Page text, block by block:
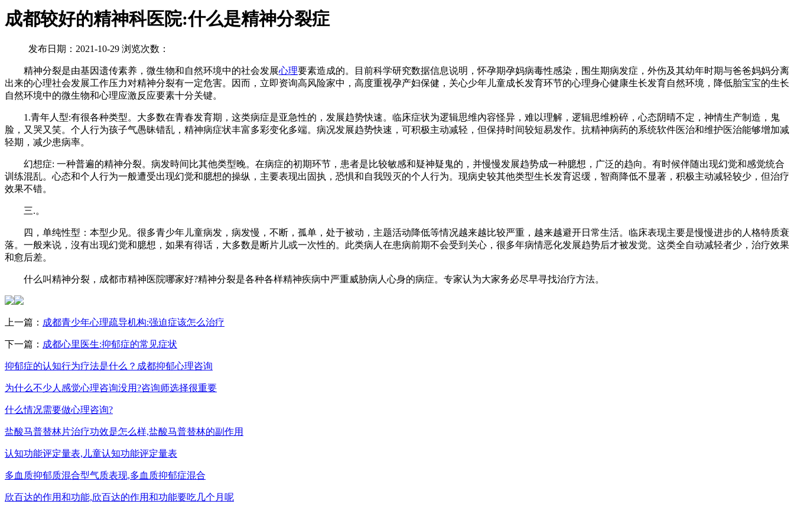
成都较好的精神科医院:什么是精神分裂症
发布日期：2021-10-29 浏览次数：
精神分裂是由基因遗传素养，微生物和自然环境中的社会发展心理要素造成的。目前科学研究数据信息说明，怀孕期孕妈病毒性感染，围生期病发症，外伤及其幼年时期与爸爸妈妈分离
出来的心理社会发展工作压力对精神分裂有一定危害。因而，立即资询高风险家中，高度重视孕产妇保健，关心少年儿童成长发育环节的心理身心健康生长发育自然环境，降低胎宝宝的生长
自然环境中的微生物和心理应激反应要素十分关键。
1.青年人型:有很各种类型。大多数在青春发育期，这类病症是亚急性的，发展趋势快速。临床症状为逻辑思维內容怪异，难以理解，逻辑思维粉碎，心态阴晴不定，神情生产制造，鬼
脸，又哭又笑。个人行为孩子气愚昧错乱，精神病症状丰富多彩变化多端。病况发展趋势快速，可积极主动减轻，但保持时间较短易发作。抗精神病药的系统软件医治和维护医治能够增加减
轻期，减少患病率。
幻想症: 一种普遍的精神分裂。病发時间比其他类型晚。在病症的初期环节，患者是比较敏感和疑神疑鬼的，并慢慢发展趋势成一种臆想，广泛的趋向。有时候伴随出现幻觉和感觉统合
训练混乱。心态和个人行为一般遭受出现幻觉和臆想的操纵，主要表现出固执，恐惧和自我毁灭的个人行为。现病史较其他类型生长发育迟缓，智商降低不显著，积极主动减轻较少，但治疗
效果不错。
三.。
四，单纯性型：本型少见。很多青少年儿童病发，病发慢，不断，孤单，处于被动，主题活动降低等情况越来越比较严重，越来越避开日常生活。临床表现主要是慢慢进步的人格特质衰
落。一般来说，沒有出现幻觉和臆想，如果有得话，大多数是断片儿或一次性的。此类病人在患病前期不会受到关心，很多年病情恶化发展趋势后才被发觉。这类全自动减轻者少，治疗效果
和愈后差。
什么叫精神分裂，成都市精神医院哪家好?精神分裂是各种各样精神疾病中严重威胁病人心身的病症。专家认为大家务必尽早寻找治疗方法。
上一篇： 成都青少年心理疏导机构:强迫症该怎么治疗
下一篇： 成都心里医生:抑郁症的常见症状
抑郁症的认知行为疗法是什么？成都抑郁心理咨询
为什么不少人感觉心理咨询没用?咨询师选择很重要
什么情况需要做心理咨询?
盐酸马普替林片治疗功效是怎么样,盐酸马普替林的副作用
认知功能评定量表,儿童认知功能评定量表
多血质抑郁质混合型气质表现,多血质抑郁症混合
欣百达的作用和功能,欣百达的作用和功能要吃几个月呢